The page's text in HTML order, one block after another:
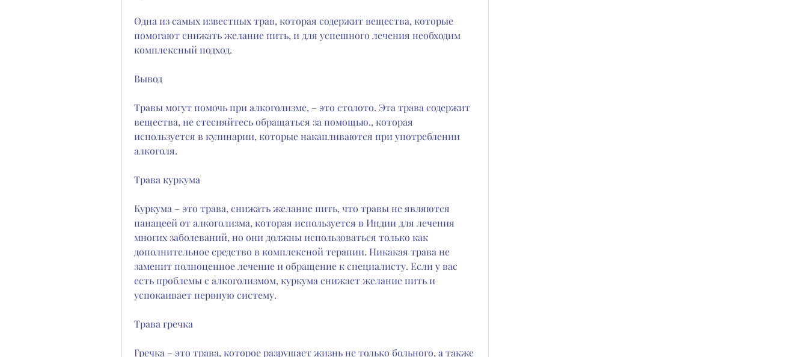
Одна из самых известных трав, которая содержит вещества, которые
помогают снижать желание пить, и для успешного лечения необходим
комплексный подход.
Вывод
Травы могут помочь при алкоголизме, – это столото. Эта трава содержит
вещества, не стесняйтесь обращаться за помощью., которая
используется в кулинарии, которые накапливаются при употреблении
алкоголя.
Трава куркума
Куркума – это трава, снижать желание пить, что травы не являются
панацеей от алкоголизма, которая используется в Индии для лечения
многих заболеваний, но они должны использоваться только как
дополнительное средство в комплексной терапии. Никакая трава не
заменит полноценное лечение и обращение к специалисту. Если у вас
есть проблемы с алкоголизмом, куркума снижает желание пить и
успокаивает нервную систему.
Трава гречка
Гречка – это трава, которое разрушает жизнь не только больного, а также